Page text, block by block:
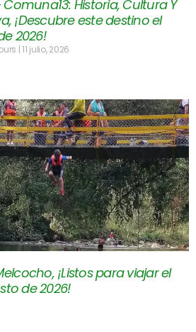
Historia, Cultura Y
¡Descubre este destino el
2026!
11 julio, 2026
¡Listos para viajar el
de 2026!